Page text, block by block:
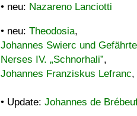
• neu: Nazareno Lanciotti
• neu: Theodosia,
Johannes Swierc und
Nerses IV. „Schnorhali”,
Johannes Franziskus Lefranc,
• Update: Johannes de